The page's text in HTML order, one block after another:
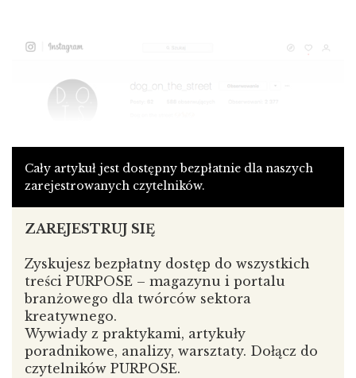
Cały artykuł jest dostępny bezpłatnie dla naszych
zarejestrowanych czytelników.
ZAREJESTRUJ SIĘ
Zyskujesz bezpłatny dostęp do wszystkich
treści PURPOSE – magazynu i portalu
branżowego dla twórców sektora
kreatywnego.
Wywiady z praktykami, artykuły
poradnikowe, analizy, warsztaty. Dołącz do
czytelników PURPOSE.